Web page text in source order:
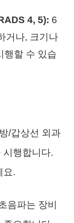
4, 5): 6
거나, 크기나
행할 수 있습
/갑상선 외과
시행합니다.
요.
음파는 장비